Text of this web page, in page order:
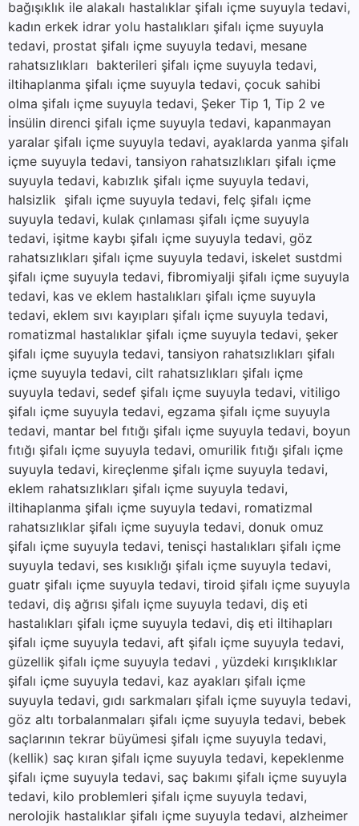
bağışıklık ile alakalı hastalıklar şifalı içme suyuyla tedavi,
kadın erkek idrar yolu hastalıkları şifalı içme suyuyla
tedavi, prostat şifalı içme suyuyla tedavi, mesane
rahatsızlıkları bakterileri şifalı içme suyuyla tedavi,
iltihaplanma şifalı içme suyuyla tedavi, çocuk sahibi
olma şifalı içme suyuyla tedavi, Şeker Tip 1, Tip 2 ve
İnsülin direnci şifalı içme suyuyla tedavi, kapanmayan
yaralar şifalı içme suyuyla tedavi, ayaklarda yanma şifalı
içme suyuyla tedavi, tansiyon rahatsızlıkları şifalı içme
suyuyla tedavi, kabızlık şifalı içme suyuyla tedavi,
halsizlik şifalı içme suyuyla tedavi, felç şifalı içme
suyuyla tedavi, kulak çınlaması şifalı içme suyuyla
tedavi, işitme kaybı şifalı içme suyuyla tedavi, göz
rahatsızlıkları şifalı içme suyuyla tedavi, iskelet sustdmi
şifalı içme suyuyla tedavi, fibromiyalji şifalı içme suyuyla
tedavi, kas ve eklem hastalıkları şifalı içme suyuyla
tedavi, eklem sıvı kayıpları şifalı içme suyuyla tedavi,
romatizmal hastalıklar şifalı içme suyuyla tedavi, şeker
şifalı içme suyuyla tedavi, tansiyon rahatsızlıkları şifalı
içme suyuyla tedavi, cilt rahatsızlıkları şifalı içme
suyuyla tedavi, sedef şifalı içme suyuyla tedavi, vitiligo
şifalı içme suyuyla tedavi, egzama şifalı içme suyuyla
tedavi, mantar bel fıtığı şifalı içme suyuyla tedavi, boyun
fıtığı şifalı içme suyuyla tedavi, omurilik fıtığı şifalı içme
suyuyla tedavi, kireçlenme şifalı içme suyuyla tedavi,
eklem rahatsızlıkları şifalı içme suyuyla tedavi,
iltihaplanma şifalı içme suyuyla tedavi, romatizmal
rahatsızlıklar şifalı içme suyuyla tedavi, donuk omuz
şifalı içme suyuyla tedavi, tenisçi hastalıkları şifalı içme
suyuyla tedavi, ses kısıklığı şifalı içme suyuyla tedavi,
guatr şifalı içme suyuyla tedavi, tiroid şifalı içme suyuyla
tedavi, diş ağrısı şifalı içme suyuyla tedavi, diş eti
hastalıkları şifalı içme suyuyla tedavi, diş eti iltihapları
şifalı içme suyuyla tedavi, aft şifalı içme suyuyla tedavi,
güzellik şifalı içme suyuyla tedavi , yüzdeki kırışıklıklar
şifalı içme suyuyla tedavi, kaz ayakları şifalı içme
suyuyla tedavi, gıdı sarkmaları şifalı içme suyuyla tedavi,
göz altı torbalanmaları şifalı içme suyuyla tedavi, bebek
saçlarının tekrar büyümesi şifalı içme suyuyla tedavi,
(kellik) saç kıran şifalı içme suyuyla tedavi, kepeklenme
şifalı içme suyuyla tedavi, saç bakımı şifalı içme suyuyla
tedavi, kilo problemleri şifalı içme suyuyla tedavi,
nerolojik hastalıklar şifalı içme suyuyla tedavi, alzheimer